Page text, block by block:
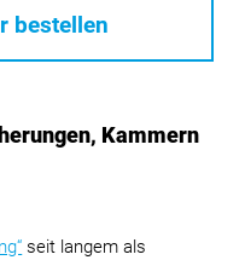
bestellen
Kammern
seit langem als